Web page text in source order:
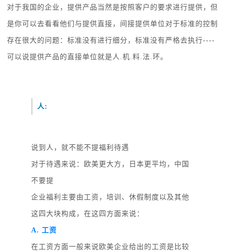
对于我国的企业，提供产品当然是按照客户的要求进行提供，但
是你可以去看看他们与提供直接，间接提供单位对于标准的控制
存在很大的问题：标准没有进行细分，标准没有严格去执行----
可以说提供产品的直接单位就是人.机.料.法.环。
人 :
说到人，就不能不提福利待遇
对于待遇来说：欧美更大方，日本更平均，中国
不要提
企业福利主要由工资，培训、休假制度以及其他
这四大块构成，在这四方面来说：
A. 工资
在工资方面一般来说欧美企业给出的工资是比较